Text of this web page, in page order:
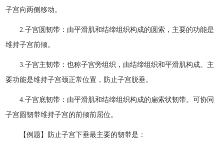
子宫向两侧移动。
2.子宫圆韧带：由平滑肌和结缔组织构成的圆索，主要的功能是
维持子宫前倾。
3.子宫主韧带：也称子宫旁组织，由结缔组织和平滑肌构成。主
要功能是维持子宫颈正常位置，防止子宫脱垂。
4.子宫底韧带：由平滑肌和结缔组织构成的扁索状韧带。可协同
子宫圆韧带维持子宫的前倾前屈位。
【例题】防止子宫下垂最主要的韧带是：